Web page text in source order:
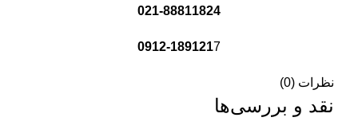
021-88811824
0912-1891217
نظرات (0)
نقد و بررسی‌ها